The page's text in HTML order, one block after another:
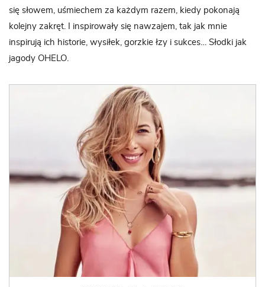
się słowem, uśmiechem za każdym razem, kiedy pokonają
kolejny zakręt. I inspirowały się nawzajem, tak jak mnie
inspirują ich historie, wysiłek, gorzkie łzy i sukces… Słodki jak
jagody OHELO.